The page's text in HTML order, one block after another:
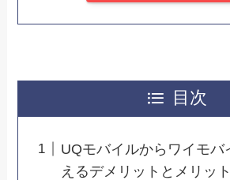
目次
UQモバイルからワイモバ
えるデメリットとメリット